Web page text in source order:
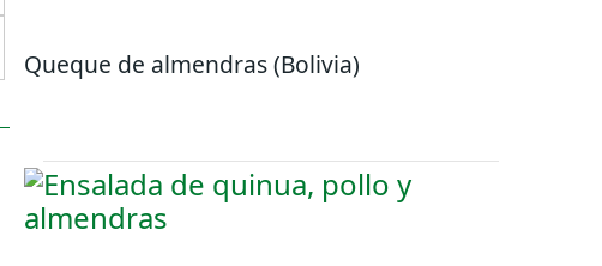
Queque de almendras (Bolivia)